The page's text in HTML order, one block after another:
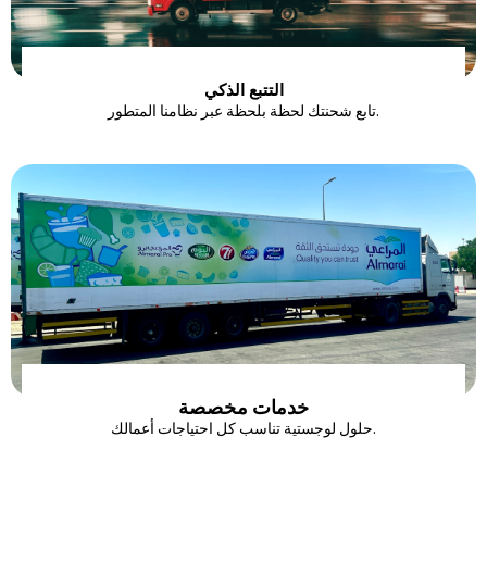
التتبع الذكي
تابع شحنتك لحظة بلحظة عبر نظامنا المتطور.
خدمات مخصصة
حلول لوجستية تناسب كل احتياجات أعمالك.